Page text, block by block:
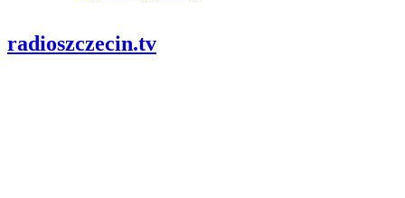
radioszczecin.tv